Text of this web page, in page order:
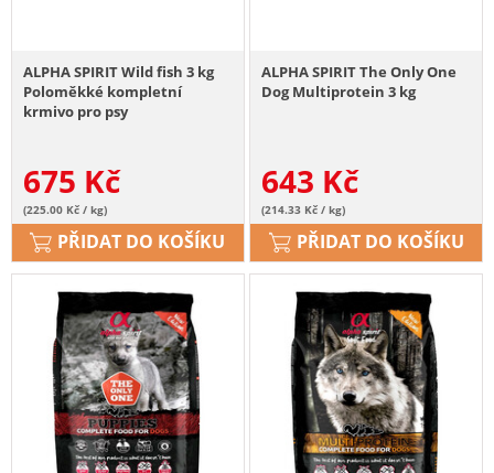
ALPHA SPIRIT Wild fish 3 kg
Poloměkké kompletní
krmivo pro psy
675 Kč
(225.00 Kč / kg)
PŘIDAT DO KOŠÍKU
ALPHA SPIRIT The Only One
Dog Multiprotein 3 kg
643 Kč
(214.33 Kč / kg)
PŘIDAT DO KOŠÍKU